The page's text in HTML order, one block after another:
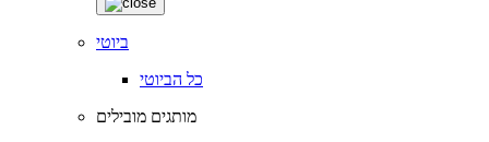
ביוטי
כל הביוטי
מותגים מובילים